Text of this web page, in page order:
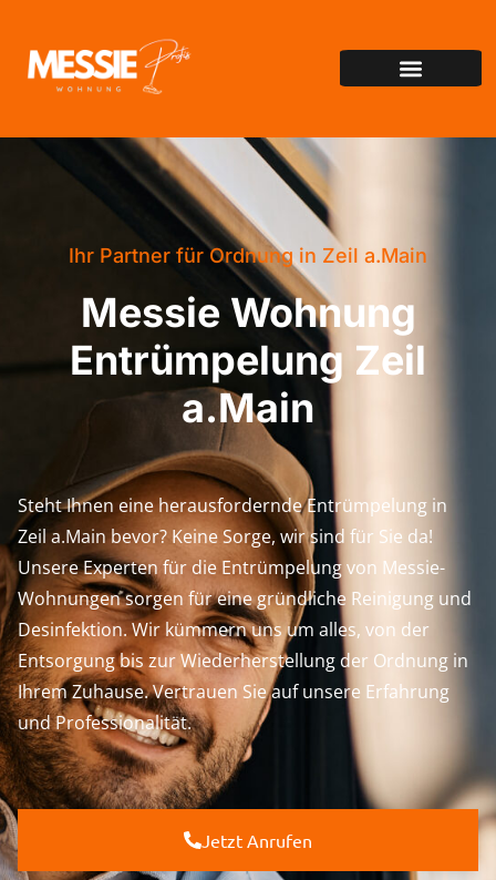
Ihr Partner für Ordnung in Zeil a.Main
Messie Wohnung
Entrümpelung Zeil
a.Main
Steht Ihnen eine herausfordernde Entrümpelung in
Zeil a.Main bevor? Keine Sorge, wir sind für Sie da!
Unsere Experten für die Entrümpelung von Messie-
Wohnungen sorgen für eine gründliche Reinigung und
Desinfektion. Wir kümmern uns um alles, von der
Entsorgung bis zur Wiederherstellung der Ordnung in
Ihrem Zuhause. Vertrauen Sie auf unsere Erfahrung
und Professionalität.
Jetzt Anrufen